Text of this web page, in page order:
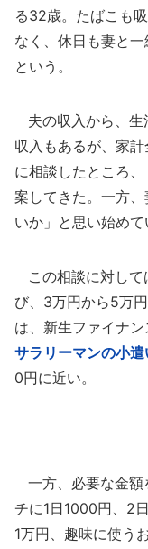
る32歳。たばこも
なく、休日も妻と
という。
夫の収入から、生
収入もあるが、家
に相談したところ
案してきた。一方
いか」と思い始めて
この相談に対して
び、3万円から5万
は、新生ファイナ
サラリーマンの小遣
0円に近い。
一方、必要な金額
チに1日1000円、2
1万円、趣味に使う